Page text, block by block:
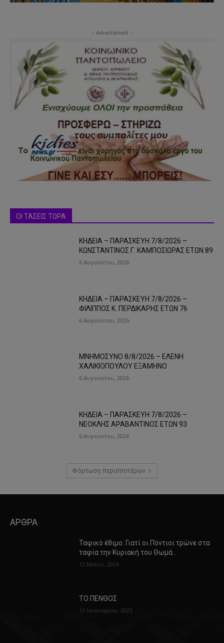
- Advertisment -
ΟΙ ΤΑΣΕΙΣ ΤΩΡΑ
ΚΗΔΕΙΑ – ΠΑΡΑΣΚΕΥΗ 7/8/2026 –
ΚΩΝΣΤΑΝΤΙΝΟΣ Γ. ΚΑΜΠΟΣΙΩΡΑΣ ΕΤΩΝ 89
6 Αυγούστου, 2026
ΚΗΔΕΙΑ – ΠΑΡΑΣΚΕΥΗ 7/8/2026 –
ΦΙΛΙΠΠΟΣ Κ. ΠΕΡΔΙΚΑΡΗΣ ΕΤΩΝ 76
6 Αυγούστου, 2026
ΜΝΗΜΟΣΥΝΟ 8/8/2026 – ΕΛΕΝΗ
ΧΑΛΙΚΙΟΠΟΥΛΟΥ ΕΞΑΜΗΝΟ
6 Αυγούστου, 2026
ΚΗΔΕΙΑ – ΠΑΡΑΣΚΕΥΗ 7/8/2026 –
ΝΕΟΚΛΗΣ ΑΡΑΒΑΝΤΙΝΟΣ ΕΤΩΝ 93
6 Αυγούστου, 2026
Φόρτωση περισσοτέρων
ΑΡΘΡΑ
Ταφικό έθιμο: Γιατί οι Πόντιοι τρώνε στα
ταφία την Κυριακή του Θωμά…
12 Μαΐου, 2024
ΤΟ ΠΕΝΘΟΣ
13 Ιανουαρίου, 2023